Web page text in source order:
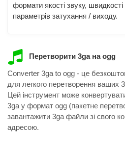
формати якості звуку,
параметрів затухання / виходу.
Перетворити 3ga на ogg
Converter 3ga to ogg - це
для легкого перетворення ваших
Цей інструмент може
3ga у формат ogg (пакетне
завантажити 3ga файли зі свого
адресою.